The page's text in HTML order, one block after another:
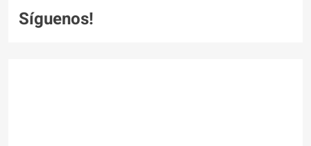
Síguenos!